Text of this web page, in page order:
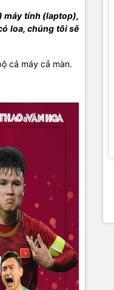
máy tính (laptop),
loa, chúng tôi sẽ
cả máy cả màn.